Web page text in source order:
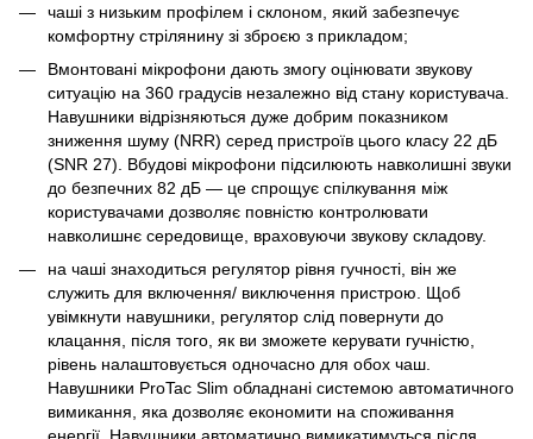
чаші з низьким профілем і склоном, який забезпечує
комфортну стрілянину зі зброєю з прикладом;
Вмонтовані мікрофони дають змогу оцінювати звукову
ситуацію на 360 градусів незалежно від стану користувача.
Навушники відрізняються дуже добрим показником
зниження шуму (NRR) серед пристроїв цього класу 22 дБ
(SNR 27). Вбудові мікрофони підсилюють навколишні звуки
до безпечних 82 дБ — це спрощує спілкування між
користувачами дозволяє повністю контролювати
навколишнє середовище, враховуючи звукову складову.
на чаші знаходиться регулятор рівня гучності, він же
служить для включення/ виключення пристрою. Щоб
увімкнути навушники, регулятор слід повернути до
клацання, після того, як ви зможете керувати гучністю,
рівень налаштовується одночасно для обох чаш.
Навушники ProTac Slim обладнані системою автоматичного
вимикання, яка дозволяє економити на споживання